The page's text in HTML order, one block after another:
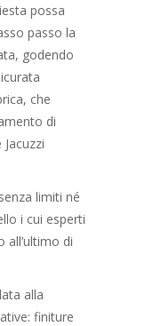
possa
passo la
godendo
che
di
limiti né
i cui esperti
all’ultimo di
alla
finiture